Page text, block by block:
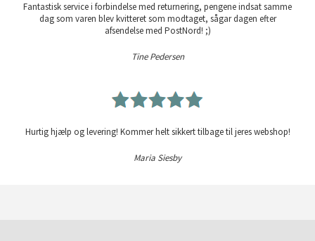
Fantastisk service i forbindelse med returnering, pengene indsat samme
dag som varen blev kvitteret som modtaget, sågar dagen efter
afsendelse med PostNord! ;)
Tine Pedersen
Hurtig hjælp og levering! Kommer helt sikkert tilbage til jeres webshop!
Maria Siesby